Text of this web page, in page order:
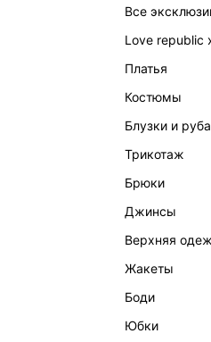
все
love republic
платья
костюмы
блузки и
трикотаж
брюки
джинсы
верхняя
жакеты
боди
юбки